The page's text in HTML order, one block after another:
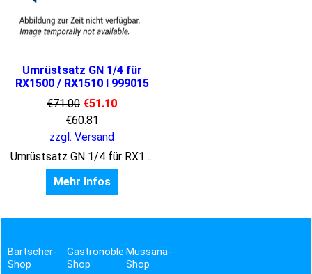
Umrüstsatz GN 1/4 für
RX1500 / RX1510 I 999015
€71.00 €51.10
€60.81
zzgl. Versand
Umrüstsatz GN 1/4 für RX1500 / RX1510
Mehr Infos
Bartscher-
Shop
Gastronoble-
Shop
Mussana-
Shop